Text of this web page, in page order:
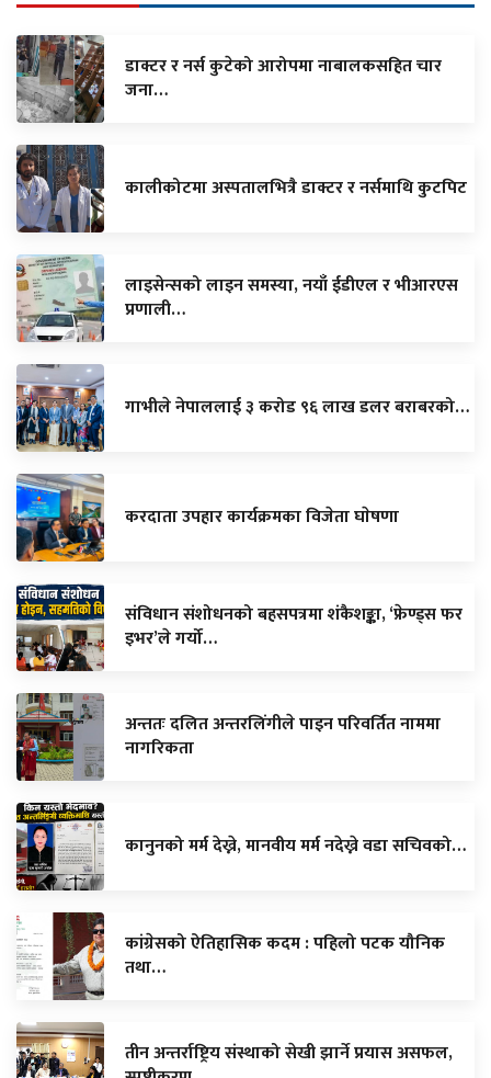
डाक्टर र नर्स कुटेको आरोपमा नाबालकसहित चार
जना…
कालीकोटमा अस्पतालभित्रै डाक्टर र नर्समाथि कुटपिट
लाइसेन्सको लाइन समस्या, नयाँ ईडीएल र भीआरएस
प्रणाली…
गाभीले नेपाललाई ३ करोड ९६ लाख डलर बराबरको…
करदाता उपहार कार्यक्रमका विजेता घाेषणा
संविधान संशोधनको बहसपत्रमा शंकैशङ्का, ‘फ्रेण्ड्स फर
इभर’ले गर्यो…
अन्ततः दलित अन्तरलिंगीले पाइन परिवर्तित नाममा
नागरिकता
कानुनको मर्म देख्ने, मानवीय मर्म नदेख्ने वडा सचिवको…
कांग्रेसको ऐतिहासिक कदम : पहिलो पटक यौनिक
तथा…
तीन अन्तर्राष्ट्रिय संस्थाको सेखी झार्ने प्रयास असफल,